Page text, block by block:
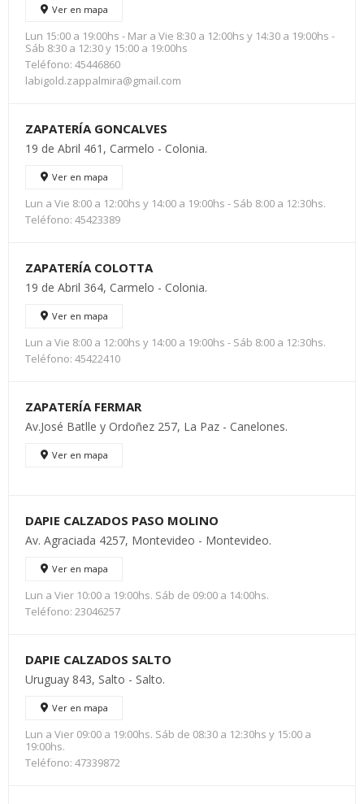
Ver en mapa
Lun 15:00 a 19:00hs - Mar a Vie 8:30 a 12:00hs y 14:30 a 19:00hs -
Sáb 8:30 a 12:30 y 15:00 a 19:00hs
Teléfono: 45446860
labigold.zappalmira@gmail.com
ZAPATERÍA GONCALVES
19 de Abril 461, Carmelo - Colonia.
Ver en mapa
Lun a Vie 8:00 a 12:00hs y 14:00 a 19:00hs - Sáb 8:00 a 12:30hs.
Teléfono: 45423389
ZAPATERÍA COLOTTA
19 de Abril 364, Carmelo - Colonia.
Ver en mapa
Lun a Vie 8:00 a 12:00hs y 14:00 a 19:00hs - Sáb 8:00 a 12:30hs.
Teléfono: 45422410
ZAPATERÍA FERMAR
Av.José Batlle y Ordoñez 257, La Paz - Canelones.
Ver en mapa
DAPIE CALZADOS PASO MOLINO
Av. Agraciada 4257, Montevideo - Montevideo.
Ver en mapa
Lun a Vier 10:00 a 19:00hs. Sáb de 09:00 a 14:00hs.
Teléfono: 23046257
DAPIE CALZADOS SALTO
Uruguay 843, Salto - Salto.
Ver en mapa
Lun a Vier 09:00 a 19:00hs. Sáb de 08:30 a 12:30hs y 15:00 a
19:00hs.
Teléfono: 47339872